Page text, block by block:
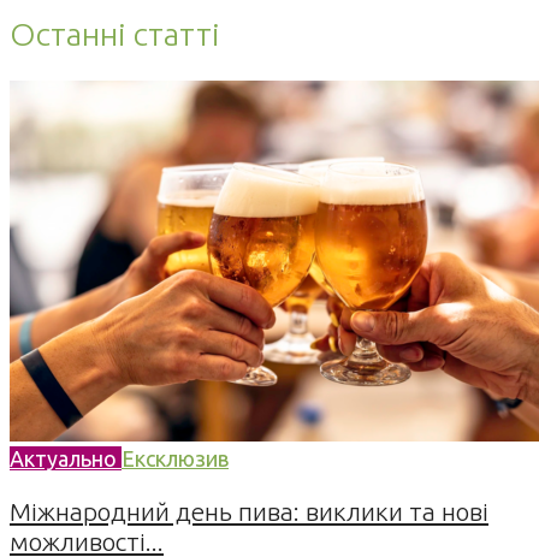
Останні статті
Актуально Ексклюзив
Міжнародний день пива: виклики та нові
можливості...